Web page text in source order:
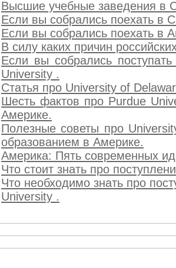
Высшие учебные заведения в
Если вы собрались поехать в
Если вы собрались поехать в
В силу каких причин
Если вы собрались
University .
Статья про University of
Шесть фактов про Purdue
Америке.
Полезные советы про
образованием в Америке.
Америка: Пять современных
Что стоит знать про
Что необходимо знать про
University .